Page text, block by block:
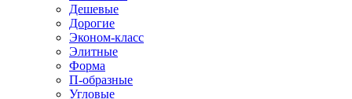
Дешевые
Дорогие
Эконом-класс
Элитные
Форма
П-образные
Угловые